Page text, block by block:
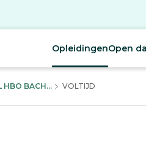
OpleidingenOpen
HBO BACH... VOLTIJD